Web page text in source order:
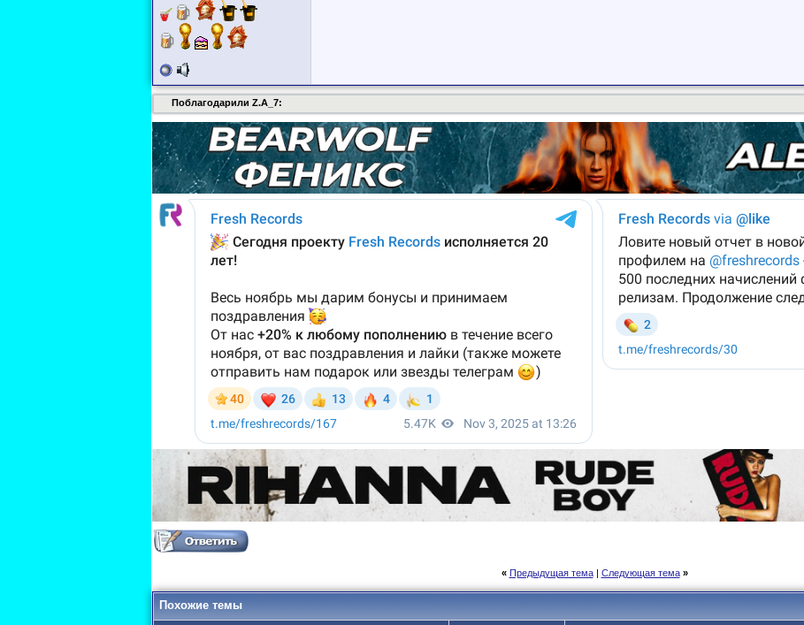
Поблагодарили Z.A_7:
« Предыдущая тема| Следующая тема »
Похожие темы